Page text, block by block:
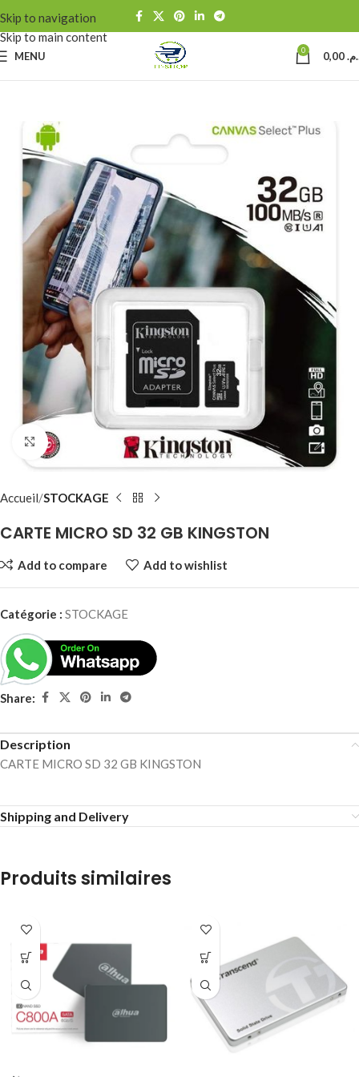
Skip to navigation
Skip to main content
MENU 0
Click to enlarge
Accueil STOCKAGE
CARTE MICRO SD 32 GB KINGSTON
Add to compare Add to wishlist
Catégorie : STOCKAGE
Share:
Description
CARTE MICRO SD 32 GB KINGSTON
Shipping and Delivery
Produits similaires